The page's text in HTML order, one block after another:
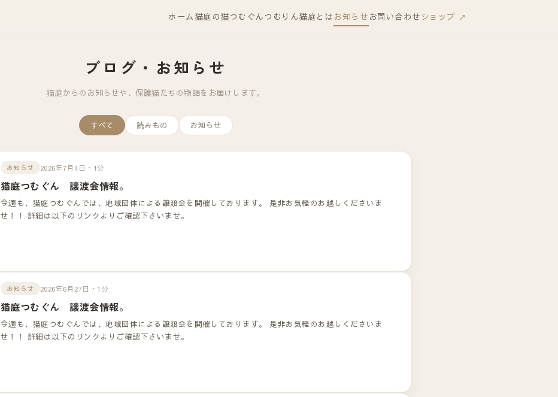
ホーム 猫庭の猫つむぐんつむりん猫庭とは お知らせ お問い合わせショップ ↗
ブログ・お知らせ
猫庭からのお知らせや、保護猫たちの物語をお届けします。
すべて 読みもの お知らせ
お知らせ 2026年7月4日・1分
猫庭つむぐん 譲渡会情報。
今週も、猫庭つむぐんでは、地域団体による譲渡会を開催しております。 是非お気軽のお越しくださいま
せ！！ 詳細は以下のリンクよりご確認下さいませ。
お知らせ 2026年6月27日・1分
猫庭つむぐん 譲渡会情報。
今週も、猫庭つむぐんでは、地域団体による譲渡会を開催しております。 是非お気軽のお越しくださいま
せ！！ 詳細は以下のリンクよりご確認下さいませ。